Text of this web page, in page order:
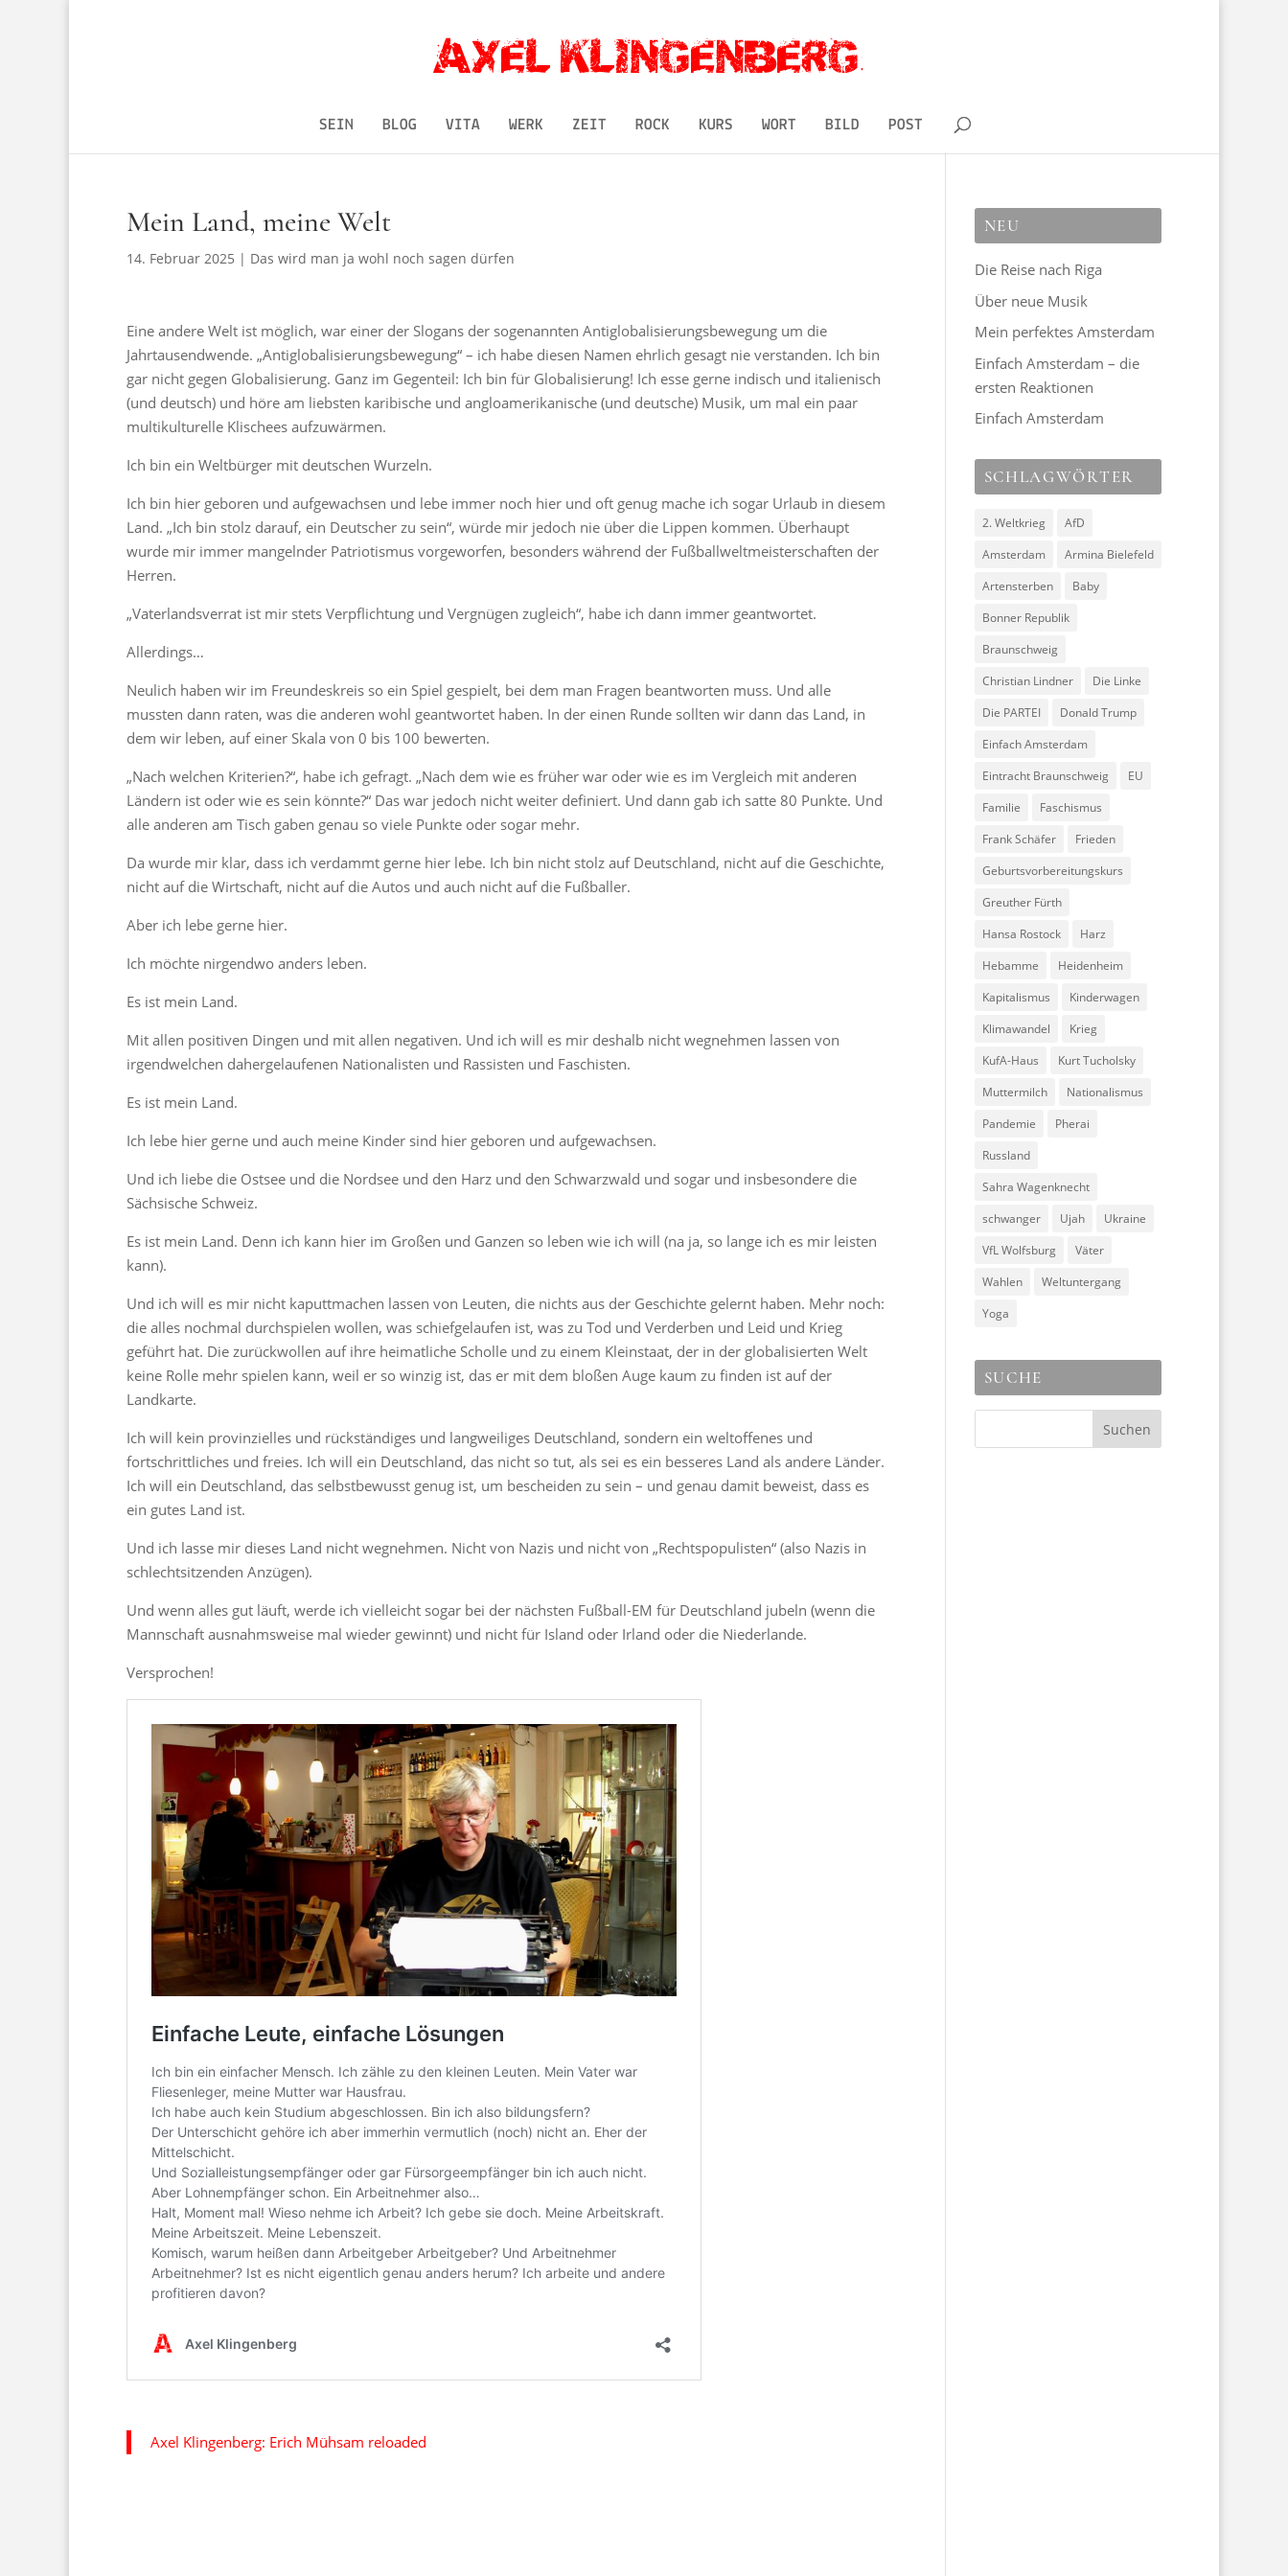
SEIN BLOG VITA WERK ZEIT ROCK KURS WORT BILD POST
Mein Land, meine Welt
14. Februar 2025 | Das wird man ja wohl noch sagen dürfen
Eine andere Welt ist möglich, war einer der Slogans der sogenannten Antiglobalisierungsbewegung um die
Jahrtausendwende. „Antiglobalisierungsbewegung“ – ich habe diesen Namen ehrlich gesagt nie verstanden. Ich bin
gar nicht gegen Globalisierung. Ganz im Gegenteil: Ich bin für Globalisierung! Ich esse gerne indisch und italienisch
(und deutsch) und höre am liebsten karibische und angloamerikanische (und deutsche) Musik, um mal ein paar
multikulturelle Klischees aufzuwärmen.
Ich bin ein Weltbürger mit deutschen Wurzeln.
Ich bin hier geboren und aufgewachsen und lebe immer noch hier und oft genug mache ich sogar Urlaub in diesem
Land. „Ich bin stolz darauf, ein Deutscher zu sein“, würde mir jedoch nie über die Lippen kommen. Überhaupt
wurde mir immer mangelnder Patriotismus vorgeworfen, besonders während der Fußballweltmeisterschaften der
Herren.
„Vaterlandsverrat ist mir stets Verpflichtung und Vergnügen zugleich“, habe ich dann immer geantwortet.
Allerdings…
Neulich haben wir im Freundeskreis so ein Spiel gespielt, bei dem man Fragen beantworten muss. Und alle
mussten dann raten, was die anderen wohl geantwortet haben. In der einen Runde sollten wir dann das Land, in
dem wir leben, auf einer Skala von 0 bis 100 bewerten.
„Nach welchen Kriterien?“, habe ich gefragt. „Nach dem wie es früher war oder wie es im Vergleich mit anderen
Ländern ist oder wie es sein könnte?“ Das war jedoch nicht weiter definiert. Und dann gab ich satte 80 Punkte. Und
alle anderen am Tisch gaben genau so viele Punkte oder sogar mehr.
Da wurde mir klar, dass ich verdammt gerne hier lebe. Ich bin nicht stolz auf Deutschland, nicht auf die Geschichte,
nicht auf die Wirtschaft, nicht auf die Autos und auch nicht auf die Fußballer.
Aber ich lebe gerne hier.
Ich möchte nirgendwo anders leben.
Es ist mein Land.
Mit allen positiven Dingen und mit allen negativen. Und ich will es mir deshalb nicht wegnehmen lassen von
irgendwelchen dahergelaufenen Nationalisten und Rassisten und Faschisten.
Es ist mein Land.
Ich lebe hier gerne und auch meine Kinder sind hier geboren und aufgewachsen.
Und ich liebe die Ostsee und die Nordsee und den Harz und den Schwarzwald und sogar und insbesondere die
Sächsische Schweiz.
Es ist mein Land. Denn ich kann hier im Großen und Ganzen so leben wie ich will (na ja, so lange ich es mir leisten
kann).
Und ich will es mir nicht kaputtmachen lassen von Leuten, die nichts aus der Geschichte gelernt haben. Mehr noch:
die alles nochmal durchspielen wollen, was schiefgelaufen ist, was zu Tod und Verderben und Leid und Krieg
geführt hat. Die zurückwollen auf ihre heimatliche Scholle und zu einem Kleinstaat, der in der globalisierten Welt
keine Rolle mehr spielen kann, weil er so winzig ist, das er mit dem bloßen Auge kaum zu finden ist auf der
Landkarte.
Ich will kein provinzielles und rückständiges und langweiliges Deutschland, sondern ein weltoffenes und
fortschrittliches und freies. Ich will ein Deutschland, das nicht so tut, als sei es ein besseres Land als andere Länder.
Ich will ein Deutschland, das selbstbewusst genug ist, um bescheiden zu sein – und genau damit beweist, dass es
ein gutes Land ist.
Und ich lasse mir dieses Land nicht wegnehmen. Nicht von Nazis und nicht von „Rechtspopulisten“ (also Nazis in
schlechtsitzenden Anzügen).
Und wenn alles gut läuft, werde ich vielleicht sogar bei der nächsten Fußball-EM für Deutschland jubeln (wenn die
Mannschaft ausnahmsweise mal wieder gewinnt) und nicht für Island oder Irland oder die Niederlande.
Versprochen!
Axel Klingenberg: Erich Mühsam reloaded
NEU
Die Reise nach Riga
Über neue Musik
Mein perfektes Amsterdam
Einfach Amsterdam – die
ersten Reaktionen
Einfach Amsterdam
SCHLAGWÖRTER
2. Weltkrieg
AfD
Amsterdam
Armina Bielefeld
Artensterben
Baby
Bonner Republik
Braunschweig
Christian Lindner
Die Linke
Die PARTEI
Donald Trump
Einfach Amsterdam
Eintracht Braunschweig
EU
Familie
Faschismus
Frank Schäfer
Frieden
Geburtsvorbereitungskurs
Greuther Fürth
Hansa Rostock
Harz
Hebamme
Heidenheim
Kapitalismus
Kinderwagen
Klimawandel
Krieg
KufA-Haus
Kurt Tucholsky
Muttermilch
Nationalismus
Pandemie
Pherai
Russland
Sahra Wagenknecht
schwanger
Ujah
Ukraine
VfL Wolfsburg
Väter
Wahlen
Weltuntergang
Yoga
SUCHE